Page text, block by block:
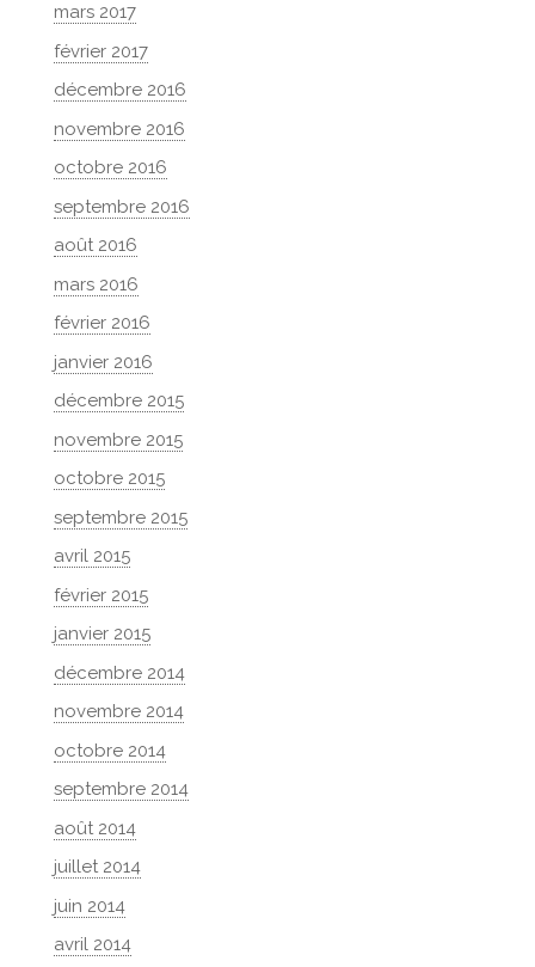
mars 2017
février 2017
décembre 2016
novembre 2016
octobre 2016
septembre 2016
août 2016
mars 2016
février 2016
janvier 2016
décembre 2015
novembre 2015
octobre 2015
septembre 2015
avril 2015
février 2015
janvier 2015
décembre 2014
novembre 2014
octobre 2014
septembre 2014
août 2014
juillet 2014
juin 2014
avril 2014